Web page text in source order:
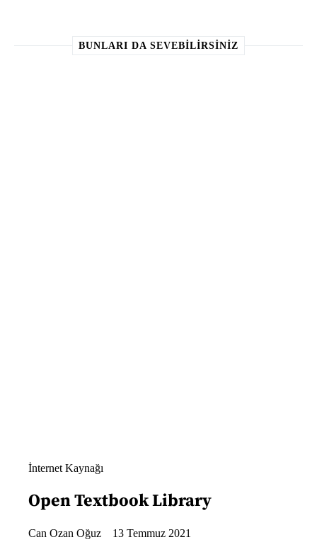
BUNLARI DA SEVEBILIRSINIZ
İnternet Kaynağı
Open Textbook Library
Can Ozan Oğuz 13 Temmuz 2021